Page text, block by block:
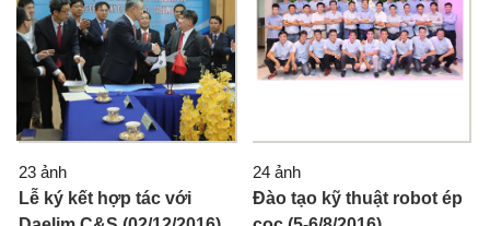
23 ảnh
Lễ ký kết hợp tác với
24 ảnh
Đào tạo kỹ thuật robot ép